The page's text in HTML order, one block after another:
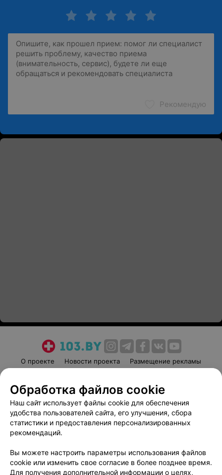
Рекомендую
О проекте Новости проекта
Размещение рекламы
Пользовательское соглашение
Способы оплаты
Вакансии
Партнеры
Написать руководителю 103.by
Обработка персональных данных
Обработка файлов cookie
Наш сайт использует файлы cookie для обеспечения
удобства пользователей сайта, его улучшения, сбора
статистики и предоставления персонализированных
рекомендаций.
Вы можете настроить параметры использования файлов
cookie или изменить свое согласие в более позднее время.
Для получения дополнительной информации о целях,